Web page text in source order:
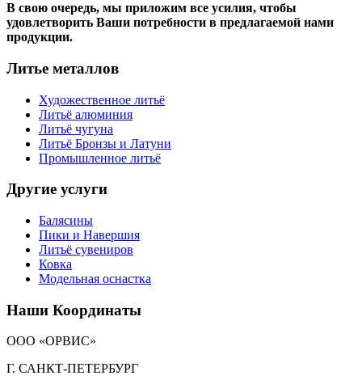
В свою очередь, мы приложим все усилия, чтобы
удовлетворить Ваши потребности в предлагаемой нами
продукции.
Литье металлов
Художественное литьё
Литьё алюминия
Литьё чугуна
Литьё Бронзы и Латуни
Промышленное литьё
Другие услуги
Балясины
Пики и Навершия
Литьё сувениров
Ковка
Модельная оснастка
Наши Координаты
ООО «ОРВИС»
Г. САНКТ-ПЕТЕРБУРГ